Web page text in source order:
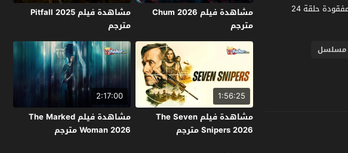
مشاهدة مسلسل المدينة المفقودة الحلقة 24 مترجم عربي اون لاين مشاهدة و تحميل مباشر مسلسل Kayıp Şehir المدينة المفقودة حلقة 24
مسلسل
مشاهدة فيلم Chum 2026
مترجم
مشاهدة فيلم Pitfall 2025
مترجم
1:56:25
مشاهدة فيلم The Seven
Snipers 2026 مترجم
2:17:00
مشاهدة فيلم The Marked
Woman 2026 مترجم